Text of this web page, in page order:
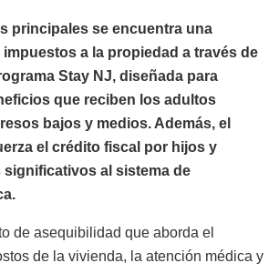
principales se encuentra una
a la propiedad a través de
Stay NJ, diseñada para
que reciben los adultos
bajos y medios. Además, el
el crédito fiscal por hijos y
al sistema de
de asequibilidad que aborda el
de la vivienda, la atención médica y